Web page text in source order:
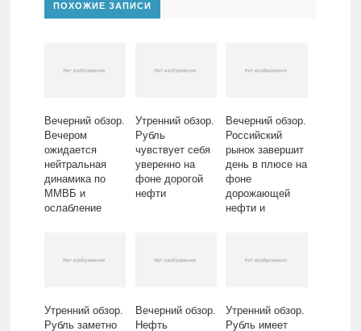
ПОХОЖИЕ ЗАПИСИ
Вечерний обзор.
Вечером
ожидается
нейтральная
динамика по
ММВБ и
ослабление
Утренний обзор.
Рубль
чувствует себя
уверенно на
фоне дорогой
нефти
Вечерний обзор.
Российский
рынок завершит
день в плюсе на
фоне
дорожающей
нефти и
правительства
Утренний обзор.
Рубль заметно
Вечерний обзор.
Нефть
Утренний обзор.
Рубль имеет